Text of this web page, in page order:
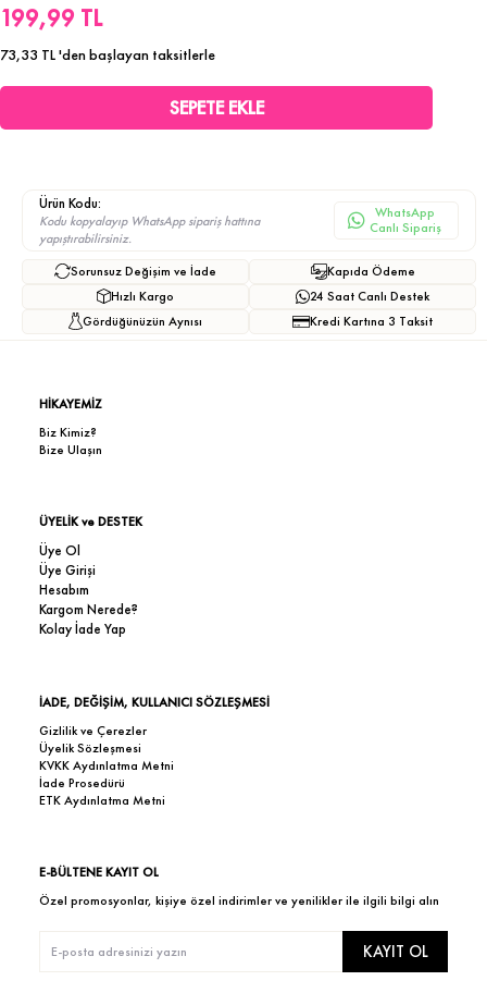
199,99 TL
73,33 TL'den başlayan taksitlerle
Ürün Kodu:
Kodu kopyalayıp WhatsApp sipariş hattına
yapıştırabilirsiniz.
WhatsApp
Canlı Sipariş
Sorunsuz Değişim ve İade
Hızlı Kargo
Gördüğünüzün Aynısı
Kapıda Ödeme
24 Saat Canlı Destek
Kredi Kartına 3 Taksit
HİKAYEMİZ
Biz Kimiz?
Bize Ulaşın
ÜYELİK ve DESTEK
Üye Ol
Üye Girişi
Hesabım
Kargom Nerede?
Kolay İade Yap
İADE, DEĞİŞİM, KULLANICI SÖZLEŞMESİ
Gizlilik ve Çerezler
Üyelik Sözleşmesi
KVKK Aydınlatma Metni
İade Prosedürü
ETK Aydınlatma Metni
E-BÜLTENE KAYIT OL
Özel promosyonlar, kişiye özel indirimler ve yenilikler ile ilgili bilgi alın
KAYIT OL